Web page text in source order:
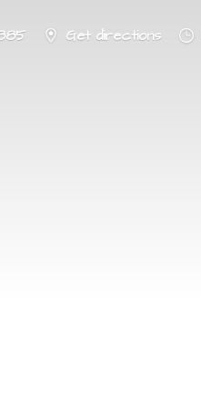
Get directions